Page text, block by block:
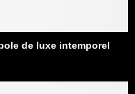
de luxe intemporel